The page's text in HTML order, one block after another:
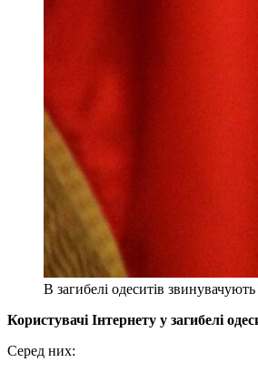
В загибелі одеситів
Користувачі Інтернету у загибелі
Серед них: